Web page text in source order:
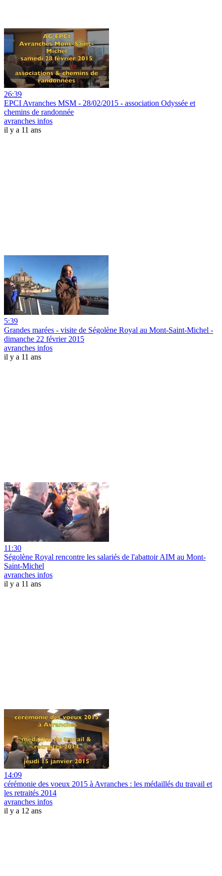
26:39
EPCI Avranches MSM - 28/02/2015 - association Odyssée et
chemins de randonnée
avranches infos
il y a 11 ans
5:39
Grandes marées - visite de Ségolène Royal au Mont-Saint-Michel -
dimanche 22 février 2015
avranches infos
il y a 11 ans
11:30
Ségolène Royal rencontre les salariés de l'abattoir AIM au Mont-
Saint-Michel
avranches infos
il y a 11 ans
14:09
cérémonie des voeux 2015 à Avranches : les médaillés du travail et
les retraités 2014
avranches infos
il y a 12 ans